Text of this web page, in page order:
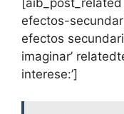
efectos-
efectos
imaginar’
interese:’]